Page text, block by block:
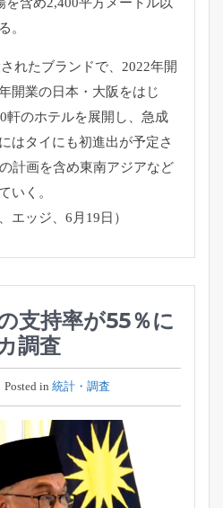
。
れたブランドで、 2022年開
開業の日本・大阪をはじ
軒のホテルを展開し、急成
はタイにも初進出が予定さ
計画を含め東南アジアなど
いく。
エッジ、6月19日）
支持率が55％に
調査
Posted in 統計・調査